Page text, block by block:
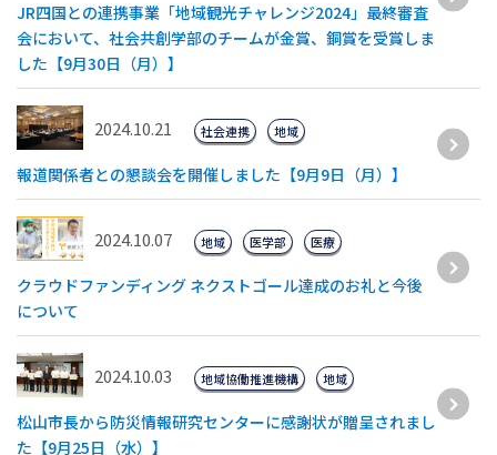
JR四国との連携事業「地域観光チャレンジ2024」最終審査
会において、社会共創学部のチームが金賞、銅賞を受賞しま
した【9月30日（月）】
2024.10.21
報道関係者との懇談会を開催しました【9月9日（月）】
社会連携 地域
2024.10.07
クラウドファンディング ネクストゴール達成のお礼と今後
について
地域 医学部 医療
2024.10.03
松山市長から防災情報研究センターに感謝状が贈呈されまし
た【9月25日（水）】
地域協働推進機構 地域